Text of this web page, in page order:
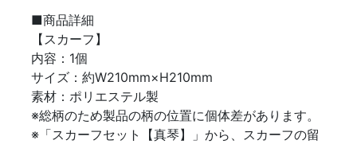
■商品詳細
【スカーフ】
内容：1個
サイズ：約W210mm×H210mm
素材：ポリエステル製
※総柄のため製品の柄の位置に個体差があります。
※「スカーフセット【真琴】」から、スカーフの留